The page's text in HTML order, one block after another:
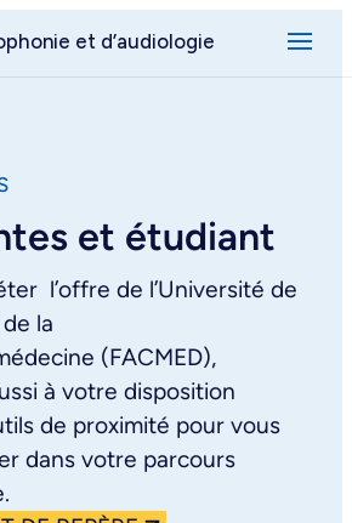
et d’audiologie
et étudiant
l’offre de l’Université de
la
(FACMED),
à votre disposition
de proximité pour vous
dans votre parcours